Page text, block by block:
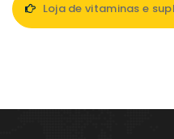
Loja de vitaminas e